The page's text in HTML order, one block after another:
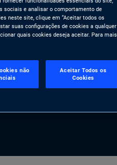
sociais e analisar o comportamento de
neste site, clique em “Aceitar todos os
suas configurações de cookies a qualquer
quais cookies deseja aceitar. Para mais
não
Aceitar Todos os
Cookies